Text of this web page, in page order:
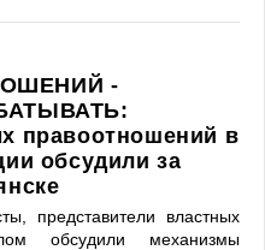
-
правоотношений в
обсудили за
представители властных
обсудили механизмы